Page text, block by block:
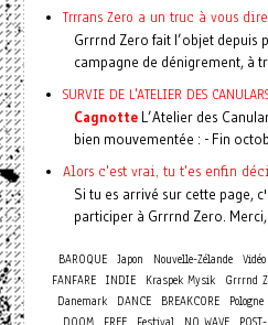
Trrrans Zero a un truc à vous dire
Grrrnd Zero fait l’objet depuis
campagne de dénigrement, à
SURVIE DE L'ATELIER DES
CagnotteL’Atelier des
bien mouvementée : - Fin
Alors c'est vrai, tu t'es enfin
Si tu es arrivé sur cette page,
participer à Grrrnd Zero. Merci,
BAROQUE Japon Nouvelle-Zélande Vidéo
FANFARE
INDIE Kraspek Mysik Grrrnd
Danemark
DANCE BREAKCORE Pologne